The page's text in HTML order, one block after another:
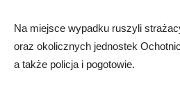
Na miejsce wypadku ruszyli
oraz okolicznych jednostek
a także policja i pogotowie.